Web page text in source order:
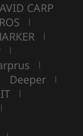
AVID CARP
|
|
|
|
Deeper |
|
|